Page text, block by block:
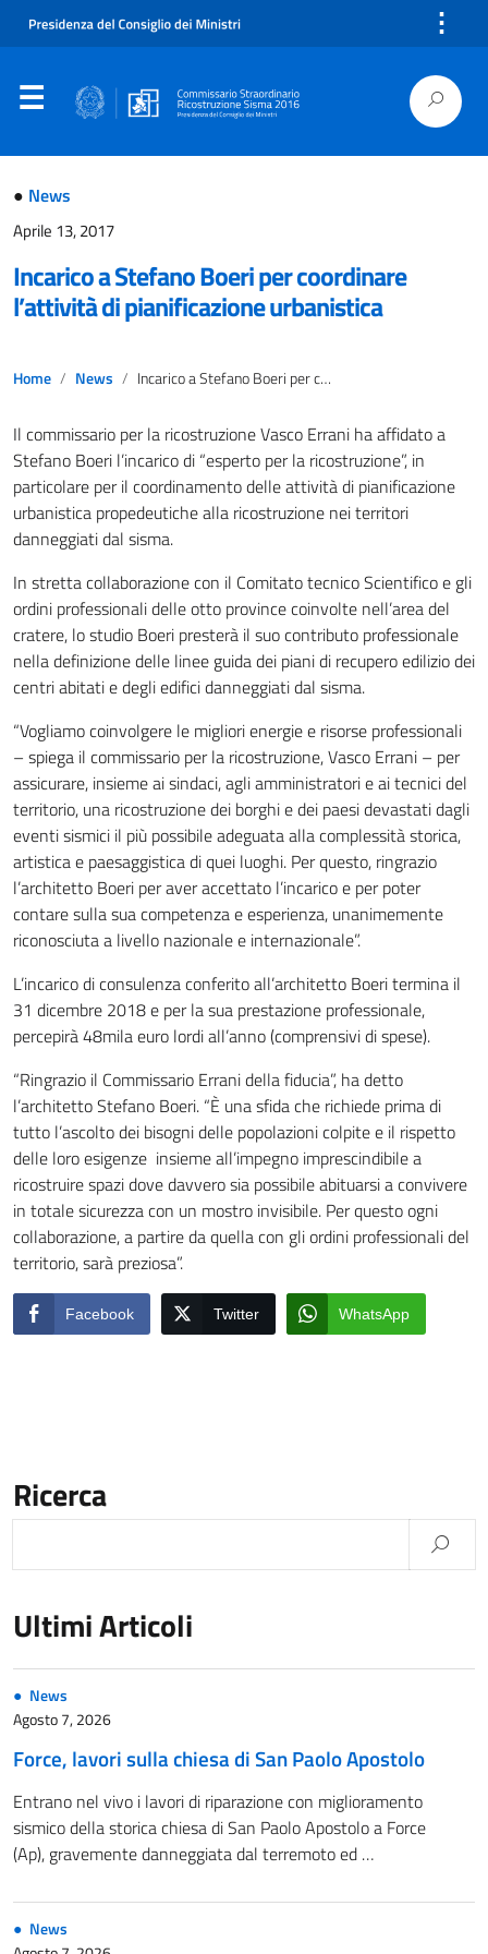
⋮
● News
Aprile 13, 2017
Incarico a Stefano Boeri per coordinare
l’attività di pianificazione urbanistica
Home News Incarico a Stefano Boeri per coordinare l’attività di pianificazione urbanistica
Il commissario per la ricostruzione Vasco Errani ha affidato a
Stefano Boeri l’incarico di “esperto per la ricostruzione”, in
particolare per il coordinamento delle attività di pianificazione
urbanistica propedeutiche alla ricostruzione nei territori
danneggiati dal sisma.
In stretta collaborazione con il Comitato tecnico Scientifico e gli
ordini professionali delle otto province coinvolte nell’area del
cratere, lo studio Boeri presterà il suo contributo professionale
nella definizione delle linee guida dei piani di recupero edilizio dei
centri abitati e degli edifici danneggiati dal sisma.
“Vogliamo coinvolgere le migliori energie e risorse professionali
– spiega il commissario per la ricostruzione, Vasco Errani – per
assicurare, insieme ai sindaci, agli amministratori e ai tecnici del
territorio, una ricostruzione dei borghi e dei paesi devastati dagli
eventi sismici il più possibile adeguata alla complessità storica,
artistica e paesaggistica di quei luoghi. Per questo, ringrazio
l’architetto Boeri per aver accettato l’incarico e per poter
contare sulla sua competenza e esperienza, unanimemente
riconosciuta a livello nazionale e internazionale”.
L’incarico di consulenza conferito all’architetto Boeri termina il
31 dicembre 2018 e per la sua prestazione professionale,
percepirà 48mila euro lordi all’anno (comprensivi di spese).
“Ringrazio il Commissario Errani della fiducia”, ha detto
l’architetto Stefano Boeri. “È una sfida che richiede prima di
tutto l’ascolto dei bisogni delle popolazioni colpite e il rispetto
delle loro esigenze insieme all’impegno imprescindibile a
ricostruire spazi dove davvero sia possibile abituarsi a convivere
in totale sicurezza con un mostro invisibile. Per questo ogni
collaborazione, a partire da quella con gli ordini professionali del
territorio, sarà preziosa”.
Facebook Twitter WhatsApp
Ricerca
Ultimi Articoli
News
Agosto 7, 2026
Force, lavori sulla chiesa di San Paolo Apostolo
Entrano nel vivo i lavori di riparazione con miglioramento
sismico della storica chiesa di San Paolo Apostolo a Force
(Ap), gravemente danneggiata dal terremoto ed …
News